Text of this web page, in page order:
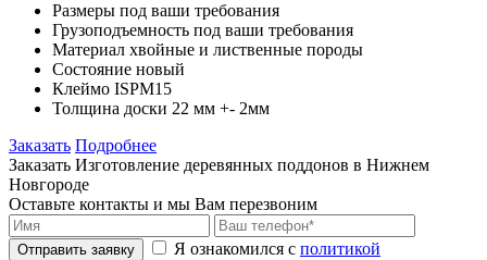
Размеры под ваши требования
Грузоподъемность под ваши требования
Материал хвойные и лиственные породы
Состояние новый
Клеймо ISPM15
Толщина доски 22 мм +- 2мм
Заказать Подробнее
Заказать Изготовление деревянных поддонов в Нижнем
Новгороде
Оставьте контакты и мы Вам перезвоним
Отправить заявку Я ознакомился с политикой